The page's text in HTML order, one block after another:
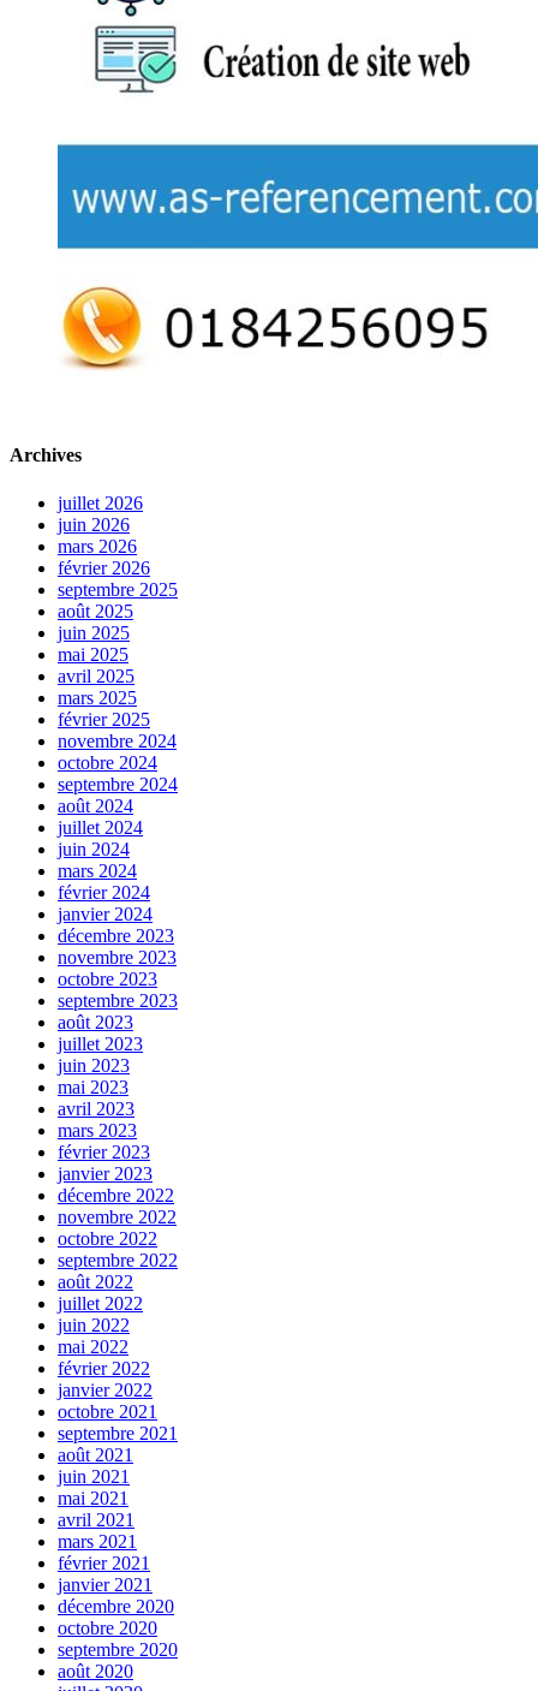
Archives
juillet 2026
juin 2026
mars 2026
février 2026
septembre 2025
août 2025
juin 2025
mai 2025
avril 2025
mars 2025
février 2025
novembre 2024
octobre 2024
septembre 2024
août 2024
juillet 2024
juin 2024
mars 2024
février 2024
janvier 2024
décembre 2023
novembre 2023
octobre 2023
septembre 2023
août 2023
juillet 2023
juin 2023
mai 2023
avril 2023
mars 2023
février 2023
janvier 2023
décembre 2022
novembre 2022
octobre 2022
septembre 2022
août 2022
juillet 2022
juin 2022
mai 2022
février 2022
janvier 2022
octobre 2021
septembre 2021
août 2021
juin 2021
mai 2021
avril 2021
mars 2021
février 2021
janvier 2021
décembre 2020
octobre 2020
septembre 2020
août 2020